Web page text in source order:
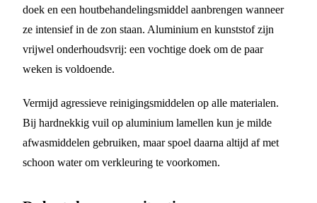
doek en een houtbehandelingsmiddel aanbrengen wanneer
ze intensief in de zon staan. Aluminium en kunststof zijn
vrijwel onderhoudsvrij: een vochtige doek om de paar
weken is voldoende.
Vermijd agressieve reinigingsmiddelen op alle materialen.
Bij hardnekkig vuil op aluminium lamellen kun je milde
afwasmiddelen gebruiken, maar spoel daarna altijd af met
schoon water om verkleuring te voorkomen.